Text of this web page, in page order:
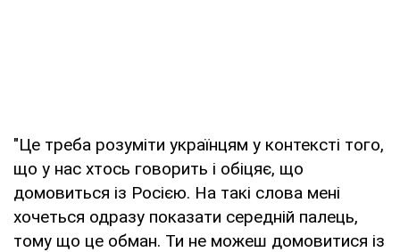
"Це треба розуміти українцям у контексті того,
що у нас хтось говорить і обіцяє, що
домовиться із Росією. На такі слова мені
хочеться одразу показати середній палець,
тому що це обман. Ти не можеш домовитися із